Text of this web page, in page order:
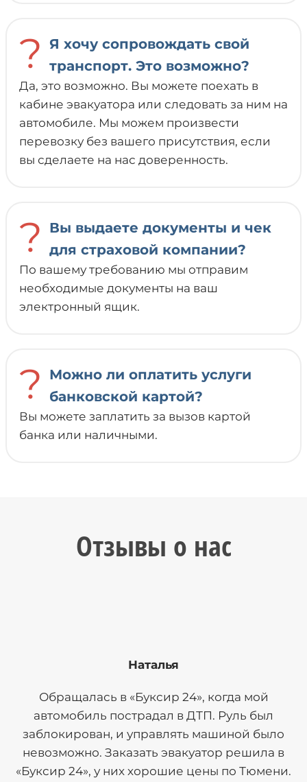
? Я хочу сопровождать свой
транспорт. Это возможно?
Да, это возможно. Вы можете поехать в
кабине эвакуатора или следовать за ним на
автомобиле. Мы можем произвести
перевозку без вашего присутствия, если
вы сделаете на нас доверенность.
?
Вы выдаете документы и чек
для страховой компании?
По вашему требованию мы отправим
необходимые документы на ваш
электронный ящик.
?
Можно ли оплатить услуги
банковской картой?
Вы можете заплатить за вызов картой
банка или наличными.
Отзывы о нас
Наталья
Обращалась в «Буксир 24», когда мой
автомобиль пострадал в ДТП. Руль был
заблокирован, и управлять машиной было
невозможно. Заказать эвакуатор решила в
«Буксир 24», у них хорошие цены по Тюмени.